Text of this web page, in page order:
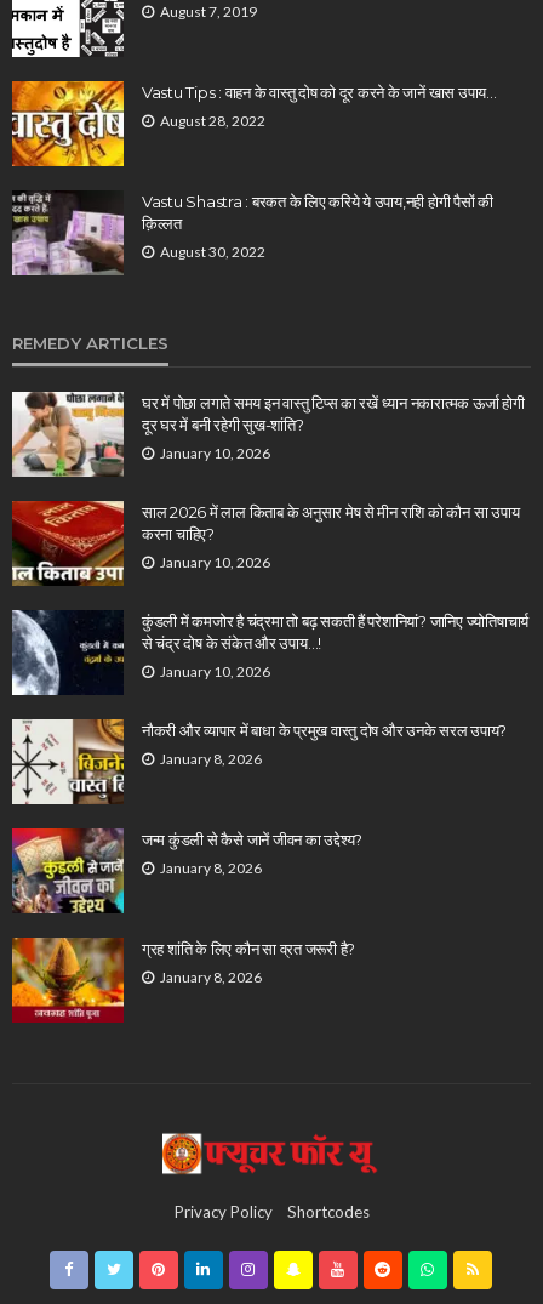
August 7, 2019
Vastu Tips : वाहन के वास्तु दोष को दूर करने के जानें खास उपाय…
August 28, 2022
Vastu Shastra : बरकत के लिए करिये ये उपाय,नही होगी पैसों की
क़िल्लत
August 30, 2022
REMEDY ARTICLES
घर में पोछा लगाते समय इन वास्तु टिप्स का रखें ध्यान नकारात्मक ऊर्जा होगी
दूर घर में बनी रहेगी सुख-शांति?
January 10, 2026
साल 2026 में लाल किताब के अनुसार मेष से मीन राशि को कौन सा उपाय
करना चाहिए?
January 10, 2026
कुंडली में कमजोर है चंद्रमा तो बढ़ सकती हैं परेशानियां? जानिए ज्योतिषाचार्य
से चंद्र दोष के संकेत और उपाय…!
January 10, 2026
नौकरी और व्यापार में बाधा के प्रमुख वास्तु दोष और उनके सरल उपाय?
January 8, 2026
जन्म कुंडली से कैसे जानें जीवन का उद्देश्य?
January 8, 2026
ग्रह शांति के लिए कौन सा व्रत जरूरी है?
January 8, 2026
Privacy Policy Shortcodes